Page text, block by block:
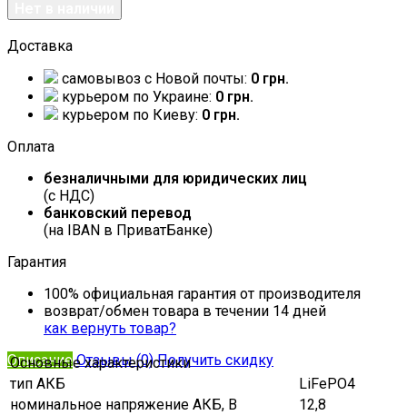
Доставка
самовывоз c Новой почты: 0 грн.
курьером по Украине: 0 грн.
курьером по Киеву: 0 грн.
Оплата
безналичными для юридических лиц
(с НДС)
банковский перевод
(на IBAN в ПриватБанке)
Гарантия
100% официальная гарантия от производителя
возврат/обмен товара в течении 14 дней
как вернуть товар?
Описание Отзывы (0) Получить скидку
Основные характеристики
тип АКБ
LiFePO4
номинальное напряжение АКБ, В
12,8